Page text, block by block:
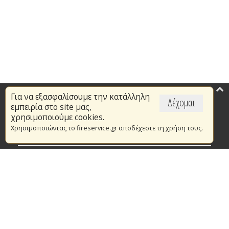
Δέχομαι
Για να εξασφαλίσουμε την κατάλληλη
εμπειρία στο site μας,
χρησιμοποιούμε cookies.
Χρησιμοποιώντας το fireservice.gr αποδέχεστε τη χρήση τους.
Επικαιρότητα
Το Πυροσβεστικό Σώμα